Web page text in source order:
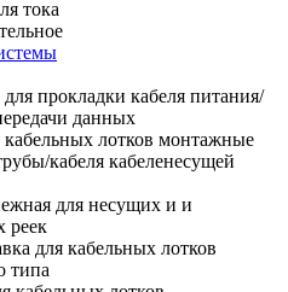
тока
прокладки кабеля питания/
данных
кабельных лотков монтажные
кабеля кабеленесущей
для несущих и и
реек
для кабельных лотков
типа